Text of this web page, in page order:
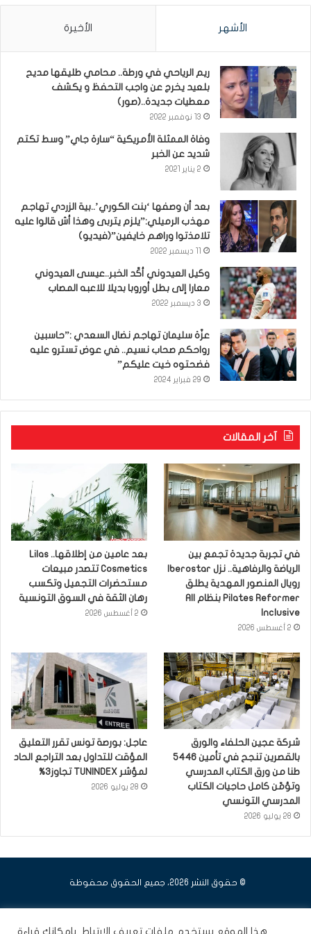
الأشهر الأخيرة
ريم الرياحي في ورطة.. محامي طليقها مديح
بلعيد يخرج عن واجب التحفظ و يكشف
معطيات جديدة..(صور)
13 نوفمبر 2022
وفاة الممثلة الأمريكية “سارة جاي” وسط تكتم
شديد عن الخبر
2 يناير 2021
بعد أن وصفها ‘بنت الكوري’..بية الزردي تهاجم
مهذب الرميلي:”يلزم يتربى وهذا أش قالوا عليه
تلامذتوا وراهم خايفين”(فيديو)
وكيل العيدوني أكّد الخبر..عيسى العيدوني
معارا إلى بطل أوروبا بديلا للاعبه المصاب
3 ديسمبر 2022
عزّة سليمان تهاجم نضال السعدي :”حاسبين
رواحكم صحاب نسيم.. في عوض تسترو عليه
فضحتوه خيت عليكم”
29 فبراير 2024
آخر المقالات
في تجربة جديدة تجمع بين
رويال المنصور المهدية يطلق
Pilates Reformer بنظام All
Inclusive
2 أغسطس 2026
بعد عامين من إطلاقها.. Lilas
Cosmetics تتصدر مبيعات
مستحضرات التجميل وتكسب
رهان الثقة في السوق التونسية
2 أغسطس 2026
شركة عجين الحلفاء والورق
بالقصرين تنجح في تأمين 5446
طنا من ورق الكتاب المدرسي
وتؤمّن كامل حاجيات الكتاب
المدرسي التونسي
28 يوليو 2026
عاجل: بورصة تونس تقرر التعليق
المؤقت للتداول بعد التراجع الحاد
لمؤشر TUNINDEX تجاوز3%
28 يوليو 2026
© حقوق النشر 2026، جميع الحقوق محفوظة
هذا الموقع يستخدم ملفات تعريف الارتباط .بامكانك قراءة